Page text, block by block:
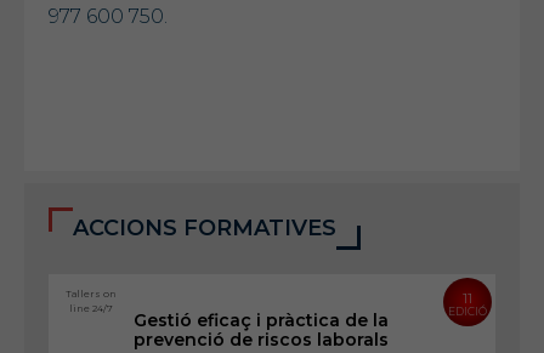
977 600 750.
ACCIONS FORMATIVES
Tallers on
line 24/7
Gestió eficaç i pràctica de la
prevenció de riscos laborals
11
EDICIÓ